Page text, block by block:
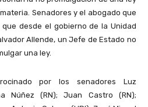
Senadores y el abogado que
desde el gobierno de la Unidad
Allende, un Jefe de Estado no
una ley.
por los senadores Luz
Núñez (RN); Juan Castro (RN);